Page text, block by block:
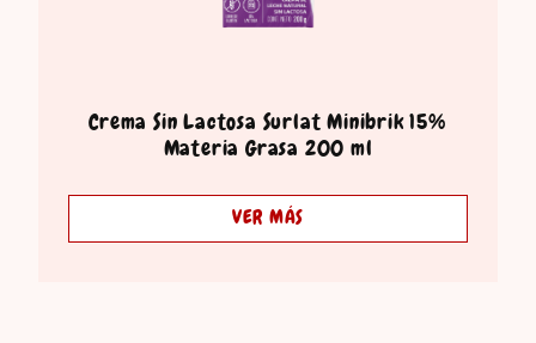
Crema Sin Lactosa Surlat Minibrik 15%
Materia Grasa 200 ml
VER MÁS